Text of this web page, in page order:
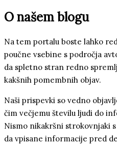
O našem blogu
Na tem portalu boste lahko
poučne vsebine s področja
da spletno stran redno
kakšnih pomembnih objav.
Naši prispevki so vedno
čim večjemu številu ljudi do
Nismo nikakršni strokovnjaki
da vpisane informacije pred